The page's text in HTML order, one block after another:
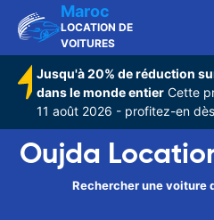
Maroc
LOCATION DE
VOITURES
Jusqu'à 20% de réduction
dans le monde entier Cette
11 août 2026 - profitez-en
Oujda
Rechercher une voiture